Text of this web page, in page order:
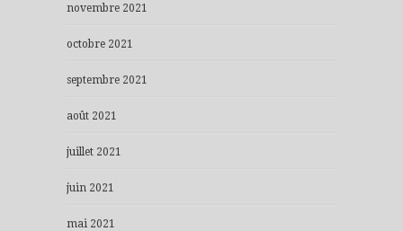
novembre 2021
octobre 2021
septembre 2021
août 2021
juillet 2021
juin 2021
mai 2021